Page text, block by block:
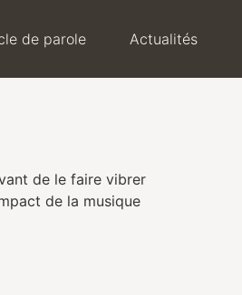
de parole Actualités
de le faire vibrer
de la musique